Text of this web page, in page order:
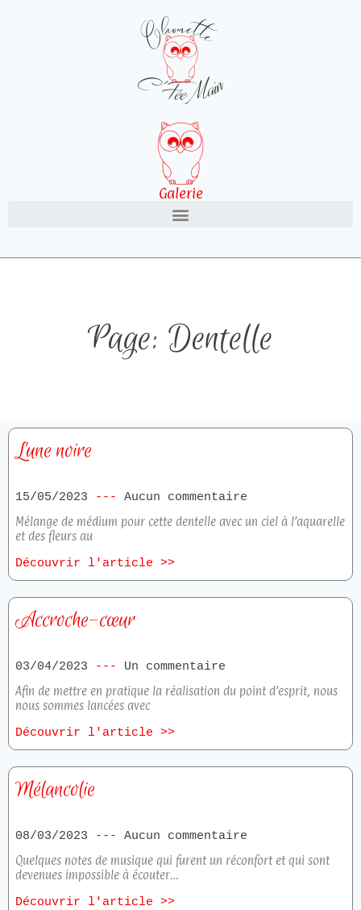
Galerie
Page: Dentelle
Lune noire
15/05/2023
Aucun commentaire
Mélange de médium pour cette dentelle avec un ciel à l’aquarelle
et des fleurs au
Découvrir l'article >>
Accroche-cœur
03/04/2023
Un commentaire
Afin de mettre en pratique la réalisation du point d’esprit, nous
nous sommes lancées avec
Découvrir l'article >>
Mélancolie
08/03/2023
Aucun commentaire
Quelques notes de musique qui furent un réconfort et qui sont
devenues impossible à écouter…
Découvrir l'article >>